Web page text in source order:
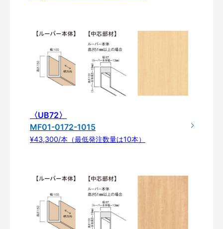
〈UB72〉
MF01-0172-1015
¥43,300/本（最低発注数量は10本）